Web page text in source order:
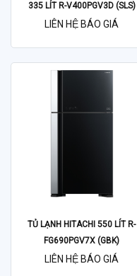
335 LÍT R-V400PGV3D (SLS)
LIÊN HỆ BÁO GIÁ
TỦ LẠNH HITACHI 550 LÍT R-
FG690PGV7X (GBK)
LIÊN HỆ BÁO GIÁ